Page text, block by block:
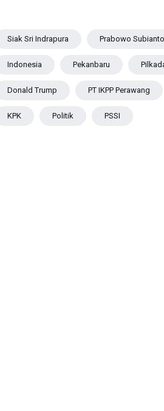
Siak Sri Indrapura Prabowo Subianto
Indonesia Pekanbaru
Donald Trump PT IKPP Perawang
KPK Politik PSSI